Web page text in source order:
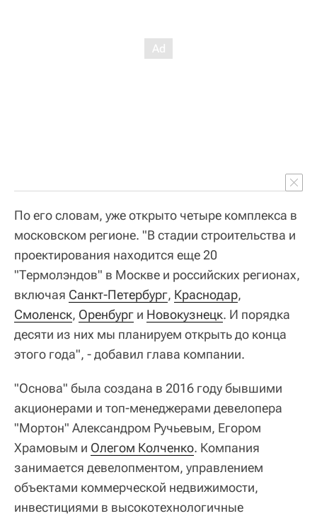
По его словам, уже открыто четыре комплекса в
московском регионе. "В стадии строительства и
проектирования находится еще 20
"Термолэндов" в Москве и российских регионах,
включая Санкт-Петербург, Краснодар,
Смоленск, Оренбург и Новокузнецк. И порядка
десяти из них мы планируем открыть до конца
этого года", - добавил глава компании.
"Основа" была создана в 2016 году бывшими
акционерами и топ-менеджерами девелопера
"Мортон" Александром Ручьевым, Егором
Храмовым и Олегом Колченко. Компания
занимается девелопментом, управлением
объектами коммерческой недвижимости,
инвестициями в высокотехнологичные